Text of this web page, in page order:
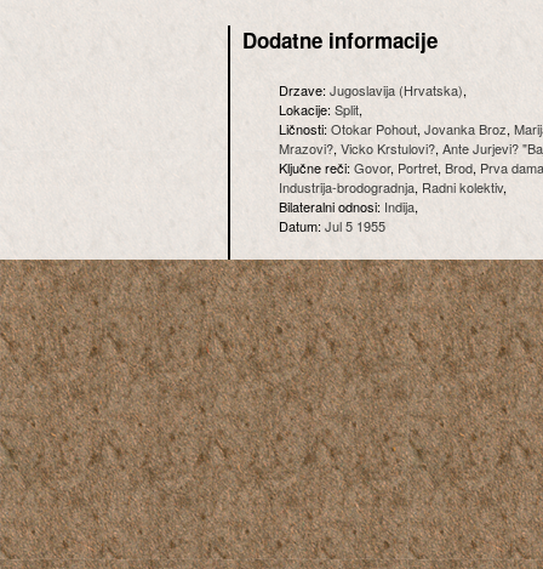
Dodatne informacije
Drzave:Jugoslavija (Hrvatska),
Lokacije:Split,
Ličnosti:Otokar Pohout, Jovanka Broz,
Mrazovi?, Vicko Krstulovi?, Ante Jurjevi?
Ključne reči:Govor, Portret, Brod, Prva dama
Industrija-brodogradnja, Radni kolektiv,
Bilateralni odnosi: Indija,
Datum: Jul 5 1955